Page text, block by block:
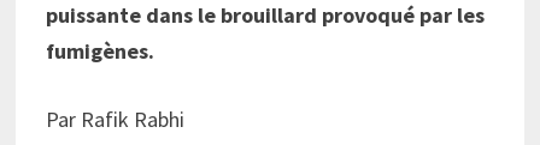
puissante dans le brouillard provoqué par les
fumigènes.
Par Rafik Rabhi